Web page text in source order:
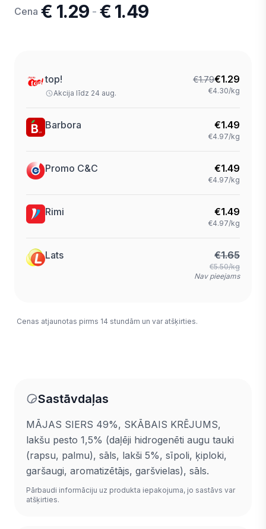
Cena € 1.29 - € 1.49
top!
Akcija līdz 24 aug.
€1.79€1.29
€4.30/kg
Barbora €1.49
€4.97/kg
Promo C&C €1.49
€4.97/kg
Rimi €1.49
€4.97/kg
Lats €1.65
€5.50/kg
Nav pieejams
Cenas atjaunotas pirms 14 stundām un var atšķirties.
Sastāvdaļas
MĀJAS SIERS 49%, SKĀBAIS KRĒJUMS,
lakšu pesto 1,5% (daļēji hidrogenēti augu tauki
(rapsu, palmu), sāls, lakši 5%, sīpoli, ķiploki,
garšaugi, aromatizētājs, garšvielas), sāls.
Pārbaudi informāciju uz produkta iepakojuma, jo sastāvs var
atšķirties.